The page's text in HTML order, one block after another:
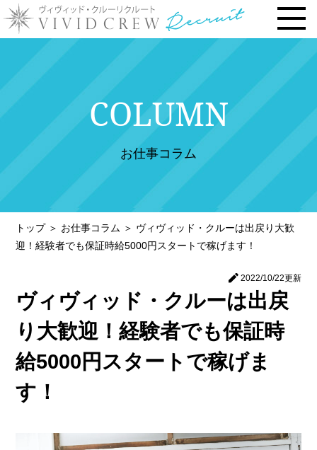
トップページ
お仕事内容
› 時給・お給料について
› 勤務地で選ぶ
› 安心の研修システム
› 風俗店・キャバクラ店との違い
› お客様との連絡先交換一切なし
他店との違い
› 他店とのお給料比較
› 他店との考え方比較
› 他店との待遇の比較
COLUMN
お仕事コラム
トップ＞ お仕事コラム ＞ ヴィヴィッド・クルーは出戻り大歓
迎！経験者でも保証時給5000円スタートで稼げます！
2022/10/22更新
ヴィヴィッド・クルーは出戻
り大歓迎！経験者でも保証時
給5000円スタートで稼げま
す！